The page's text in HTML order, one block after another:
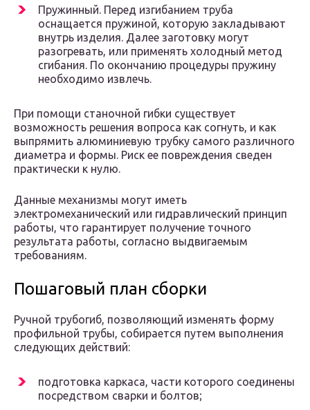
Пружинный. Перед изгибанием труба
оснащается пружиной, которую закладывают
внутрь изделия. Далее заготовку могут
разогревать, или применять холодный метод
сгибания. По окончанию процедуры пружину
необходимо извлечь.
При помощи станочной гибки существует
возможность решения вопроса как согнуть, и как
выпрямить алюминиевую трубку самого различного
диаметра и формы. Риск ее повреждения сведен
практически к нулю.
Данные механизмы могут иметь
электромеханический или гидравлический принцип
работы, что гарантирует получение точного
результата работы, согласно выдвигаемым
требованиям.
Пошаговый план сборки
Ручной трубогиб, позволяющий изменять форму
профильной трубы, собирается путем выполнения
следующих действий:
подготовка каркаса, части которого соединены
посредством сварки и болтов;